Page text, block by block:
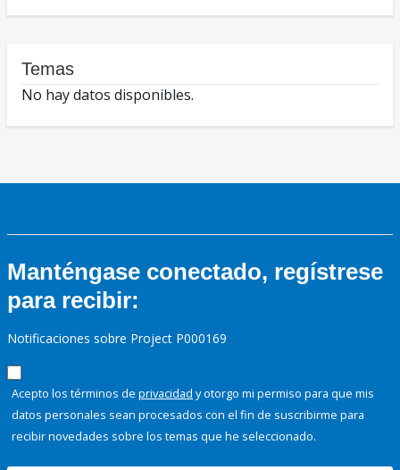
Temas
No hay datos disponibles.
Manténgase conectado, regístrese
para recibir:
Notificaciones sobre Project P000169
Acepto los términos de privacidad y otorgo mi permiso para que mis
datos personales sean procesados con el fin de suscribirme para
recibir novedades sobre los temas que he seleccionado.